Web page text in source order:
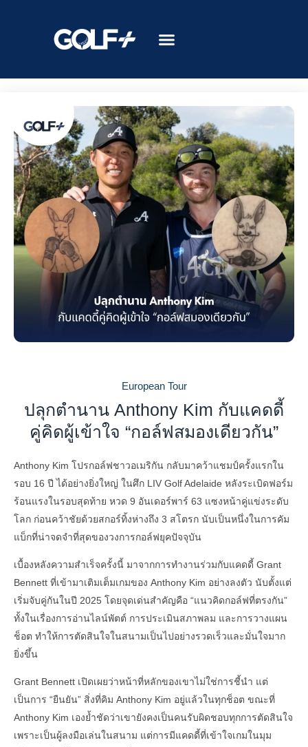
European Tour
ปลุกตำนาน Anthony Kim กับแคดดี้
คู่คิดผู้เข้าใจ “กอล์ฟสมองเดียวกัน”
Anthony Kim โปรกอล์ฟชาวอเมริกัน กลับมาคว้าแชมป์ครั้งแรกใน
รอบ 16 ปี ได้อย่างยิ่งใหญ่ ในศึก LIV Golf Adelaide หลังระเบิดฟอร์ม
ร้อนแรงในรอบสุดท้าย หวด 9 อันเดอร์พาร์ 63 แซงหน้าคู่แข่งระดับ
โลก ก่อนคว้าชัยด้วยสกอร์ทิ้งห่างถึง 3 สโตรก นับเป็นหนึ่งในการคัม
แบ็กที่น่าจดจำที่สุดของวงการกอล์ฟยุคปัจจุบัน
เบื้องหลังความสำเร็จครั้งนี้ มาจากการทำงานร่วมกับแคดดี้ Grant
Bennett ที่เข้ามาเติมเต็มเกมของ Anthony Kim อย่างลงตัว นับตั้งแต่
เริ่มจับคู่กันในปี 2025 โดยจุดเด่นสำคัญคือ “แนวคิดกอล์ฟที่ตรงกัน”
ทั้งในเรื่องการอ่านไลน์พัตต์ การประเมินสภาพลม และการวางแผน
ช็อต ทำให้การตัดสินใจในสนามเป็นไปอย่างรวดเร็วและมั่นใจมาก
ยิ่งขึ้น
Grant Bennett เปิดเผยว่าหน้าที่หลักของเขาไม่ใช่การชี้นำ แต่
เป็นการ “ยืนยัน” สิ่งที่คิม Anthony Kim อยู่แล้วในทุกช็อต ขณะที่
Anthony Kim เองย้ำชัดว่าเขายังคงเป็นคนรับผิดชอบทุกการตัดสินใจ
เพราะเป็นผู้ลงมือเล่นในสนาม แต่การมีแคดดี้ที่เข้าใจเกมในมุม